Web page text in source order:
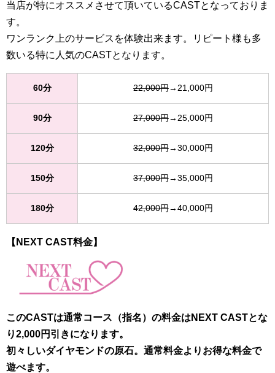
当店が特にオススメさせて頂いているCASTとなっておりま
す。
ワンランク上のサービスを体験出来ます。リピート様も多
数いる特に人気のCASTとなります。
60分 22,000円→21,000円
90分 27,000円→25,000円
120分 32,000円→30,000円
150分 37,000円→35,000円
180分 42,000円→40,000円
【NEXT CAST料金】
このCASTは通常コース（指名）の料金はNEXT CASTとな
り2,000円引きになります。
初々しいダイヤモンドの原石。通常料金よりお得な料金で
遊べます。